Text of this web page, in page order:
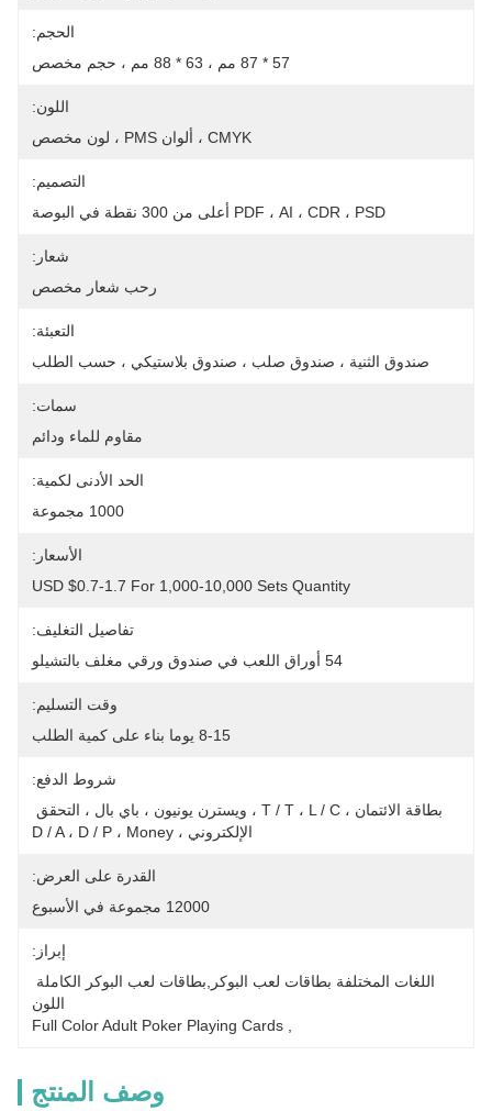
الحجم:
57 * 87 مم ، 63 * 88 مم ، حجم مخصص
اللون:
CMYK ، ألوان PMS ، لون مخصص
التصميم:
PDF ، AI ، CDR ، PSD أعلى من 300 نقطة في البوصة
شعار:
رحب شعار مخصص
التعبئة:
صندوق الثنية ، صندوق صلب ، صندوق بلاستيكي ، حسب الطلب
سمات:
مقاوم للماء ودائم
الحد الأدنى لكمية:
1000 مجموعة
الأسعار:
USD $0.7-1.7 For 1,000-10,000 Sets Quantity
تفاصيل التغليف:
54 أوراق اللعب في صندوق ورقي مغلف بالتشيلو
وقت التسليم:
8-15 يوما بناء على كمية الطلب
شروط الدفع:
الإلكتروني ، D / A ، D / P ، Money
القدرة على العرض:
12000 مجموعة في الأسبوع
إبراز:
اللون
Full Color Adult Poker Playing Cards
وصف المنتج